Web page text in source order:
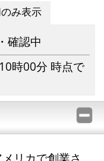
み表示
確認中
時00分 時点で
リカで創業さ